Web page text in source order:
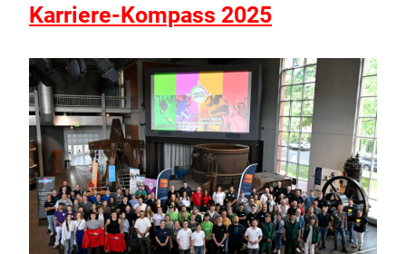
Karriere-Kompass 2025